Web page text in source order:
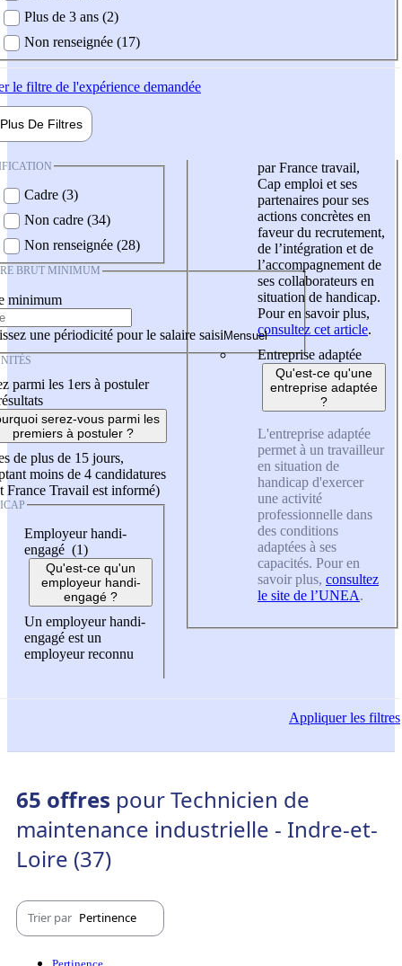
Plus de 3 ans (2)
Non renseignée (17)
le filtre de l'expérience demandée
Plus De Filtres
Cadre (3)
Non cadre (34)
Non renseignée (28)
BRUT MINIMUM
minimum
une périodicité pour le salaire saisi
parmi les 1ers à postuler
serez-vous parmi les
premiers à postuler ?
de plus de 15 jours,
moins de 4 candidatures
France Travail est informé)
Employeur handi-
engagé (1)
Qu'est-ce qu'un
employeur handi-
engagé ?
Un employeur handi-
engagé est un
employeur reconnu
par France travail,
Cap emploi et ses
partenaires pour ses
actions concrètes en
faveur du recrutement,
de l’intégration et de
l’accompagnement de
ses collaborateurs en
situation de handicap.
Pour en savoir plus,
consultez cet article.
Entreprise adaptée
Qu'est-ce qu'une
entreprise adaptée
?
L'entreprise adaptée
permet à un travailleur
en situation de
handicap d'exercer
une activité
professionnelle dans
des conditions
adaptées à ses
capacités. Pour en
savoir plus, consultez
le site de l’UNEA.
Appliquerles filtres
65 offres pour Technicien de
maintenance industrielle - Indre-et-
Loire (37)
Trier par Pertinence